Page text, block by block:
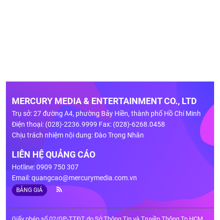
MERCURY MEDIA & ENTERTAINMENT CO., LTD
Trụ sở: 27 đường A4, phường Bảy Hiền, thành phố Hồ Chí Minh
Điện thoại: (028)-2236.9999 Fax: (028)-6268.0458
Chịu trách nhiệm nội dung: Đào Trọng Nhân
LIÊN HỆ QUẢNG CÁO
Hotline: 0909 750 307
Email:quangcao@mercurymedia.com.vn
BẢNG GIÁ